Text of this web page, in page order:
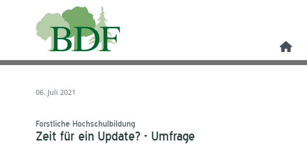
06. Juli 2021
Forstliche Hochschulbildung
Zeit für ein Update? - Umfrage